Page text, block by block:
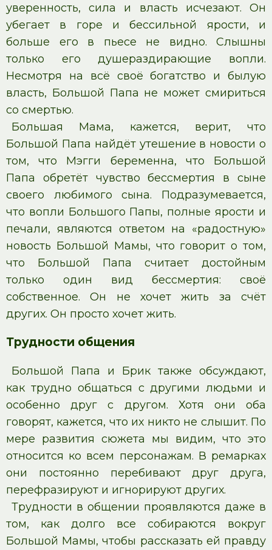
уверенность, сила и власть исчезают. Он
убегает в горе и бессильной ярости, и
больше его в пьесе не видно. Слышны
только его душераздирающие вопли.
Несмотря на всё своё богатство и былую
власть, Большой Папа не может смириться
со смертью.
Большая Мама, кажется, верит, что
Большой Папа найдёт утешение в новости о
том, что Мэгги беременна, что Большой
Папа обретёт чувство бессмертия в сыне
своего любимого сына. Подразумевается,
что вопли Большого Папы, полные ярости и
печали, являются ответом на «радостную»
новость Большой Мамы, что говорит о том,
что Большой Папа считает достойным
только один вид бессмертия: своё
собственное. Он не хочет жить за счёт
других. Он просто хочет жить.
Трудности общения
Большой Папа и Брик также обсуждают,
как трудно общаться с другими людьми и
особенно друг с другом. Хотя они оба
говорят, кажется, что их никто не слышит. По
мере развития сюжета мы видим, что это
относится ко всем персонажам. В ремарках
они постоянно перебивают друг друга,
перефразируют и игнорируют других.
Трудности в общении проявляются даже в
том, как долго все собираются вокруг
Большой Мамы, чтобы рассказать ей правду